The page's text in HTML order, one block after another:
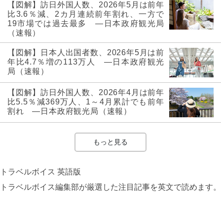
【図解】訪日外国人数、2026年5月は前年
比3.6％減、2カ月連続前年割れ、一方で
19市場では過去最多 ―日本政府観光局
（速報）
【図解】日本人出国者数、2026年5月は前
年比4.7％増の113万人 ―日本政府観光
局（速報）
【図解】訪日外国人数、2026年4月は前年
比5.5％減369万人、1～4月累計でも前年
割れ ―日本政府観光局（速報）
もっと見る
トラベルボイス 英語版
トラベルボイス編集部が厳選した注目記事を英文で読めます。